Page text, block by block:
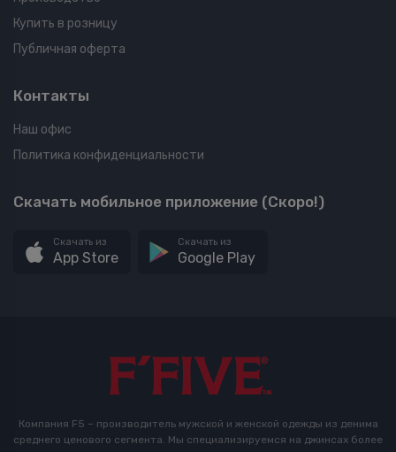
Купить в розницу
Публичная оферта
Контакты
Наш офис
Политика конфиденциальности
Скачать мобильное приложение (Скоро!)
Скачать из
App Store
Скачать из
Google Play
Компания F5 – производитель мужской и женской одежды из денима
среднего ценового сегмента. Мы специализируемся на джинсах более